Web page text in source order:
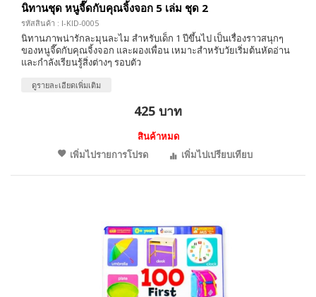
นิทานชุด หนูจี๊ดกับคุณจิ้งจอก 5 เล่ม ชุด 2
รหัสสินค้า : I-KID-0005
นิทานภาพน่ารักละมุนละไม สำหรับเด็ก 1 ปีขึ้นไป เป็นเรื่องราวสนุกๆ
ของหนูจี๊ดกับคุณจิ้งจอก และผองเพื่อน เหมาะสำหรับวัยเริ่มต้นหัดอ่าน
และกำลังเรียนรู้สิ่งต่างๆ รอบตัว
ดูรายละเอียดเพิ่มเติม
425 บาท
สินค้าหมด
เพิ่มไปรายการโปรด
เพิ่มไปเปรียบเทียบ